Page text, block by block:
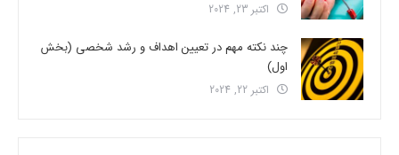
اکتبر 23, 2024
چند نکته مهم در تعیین اهداف و رشد شخصی (بخش
اول)
اکتبر 22, 2024